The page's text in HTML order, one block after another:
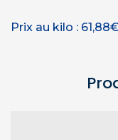
Prix au kilo : 61,88€